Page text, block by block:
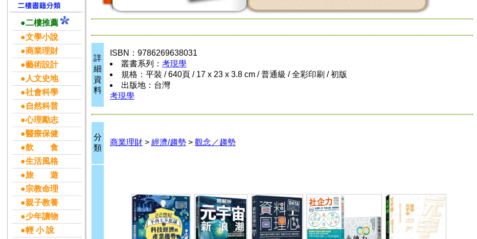
●二樓推薦
●文學小說
●商業理財
●藝術設計
●人文史地
●社會科學
●自然科普
●心理勵志
●醫療保健
●飲 食
●生活風格
●旅 遊
●宗教命理
●親子教養
●少年讀物
●輕 小 說
詳
細
資
料
ISBN：9786269638031
叢書系列： 考現學
規格：平裝 / 640頁 / 17 x 23 x 3.8 cm / 普通級 / 全彩印刷 / 初版
出版地：台灣
考現學
分
類
商業理財 > 經濟/趨勢 > 觀念／趨勢